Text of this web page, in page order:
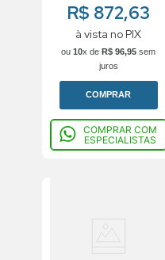
R$ 872,63
à vista no PIX
ou 10x de R$ 96,95 sem
juros
COMPRAR
COMPRAR COM
ESPECIALISTAS